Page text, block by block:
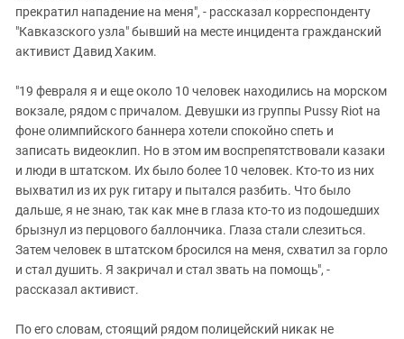
прекратил нападение на меня", - рассказал корреспонденту
"Кавказского узла" бывший на месте инцидента гражданский
активист Давид Хаким.
"19 февраля я и еще около 10 человек находились на морском
вокзале, рядом с причалом. Девушки из группы Pussy Riot на
фоне олимпийского баннера хотели спокойно спеть и
записать видеоклип. Но в этом им воспрепятствовали казаки
и люди в штатском. Их было более 10 человек. Кто-то из них
выхватил из их рук гитару и пытался разбить. Что было
дальше, я не знаю, так как мне в глаза кто-то из подошедших
брызнул из перцового баллончика. Глаза стали слезиться.
Затем человек в штатском бросился на меня, схватил за горло
и стал душить. Я закричал и стал звать на помощь", -
рассказал активист.
По его словам, стоящий рядом полицейский никак не